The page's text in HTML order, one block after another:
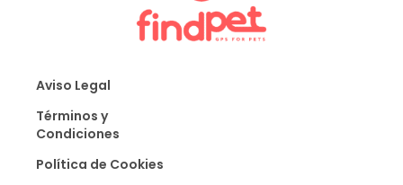
Aviso Legal
Términos y
Condiciones
Política de Cookies